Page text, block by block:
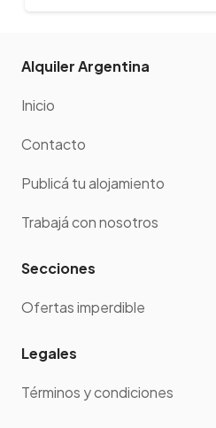
Alquiler Argentina
Inicio
Contacto
Publicá tu alojamiento
Trabajá con nosotros
Secciones
Ofertas imperdible
Legales
Términos y condiciones